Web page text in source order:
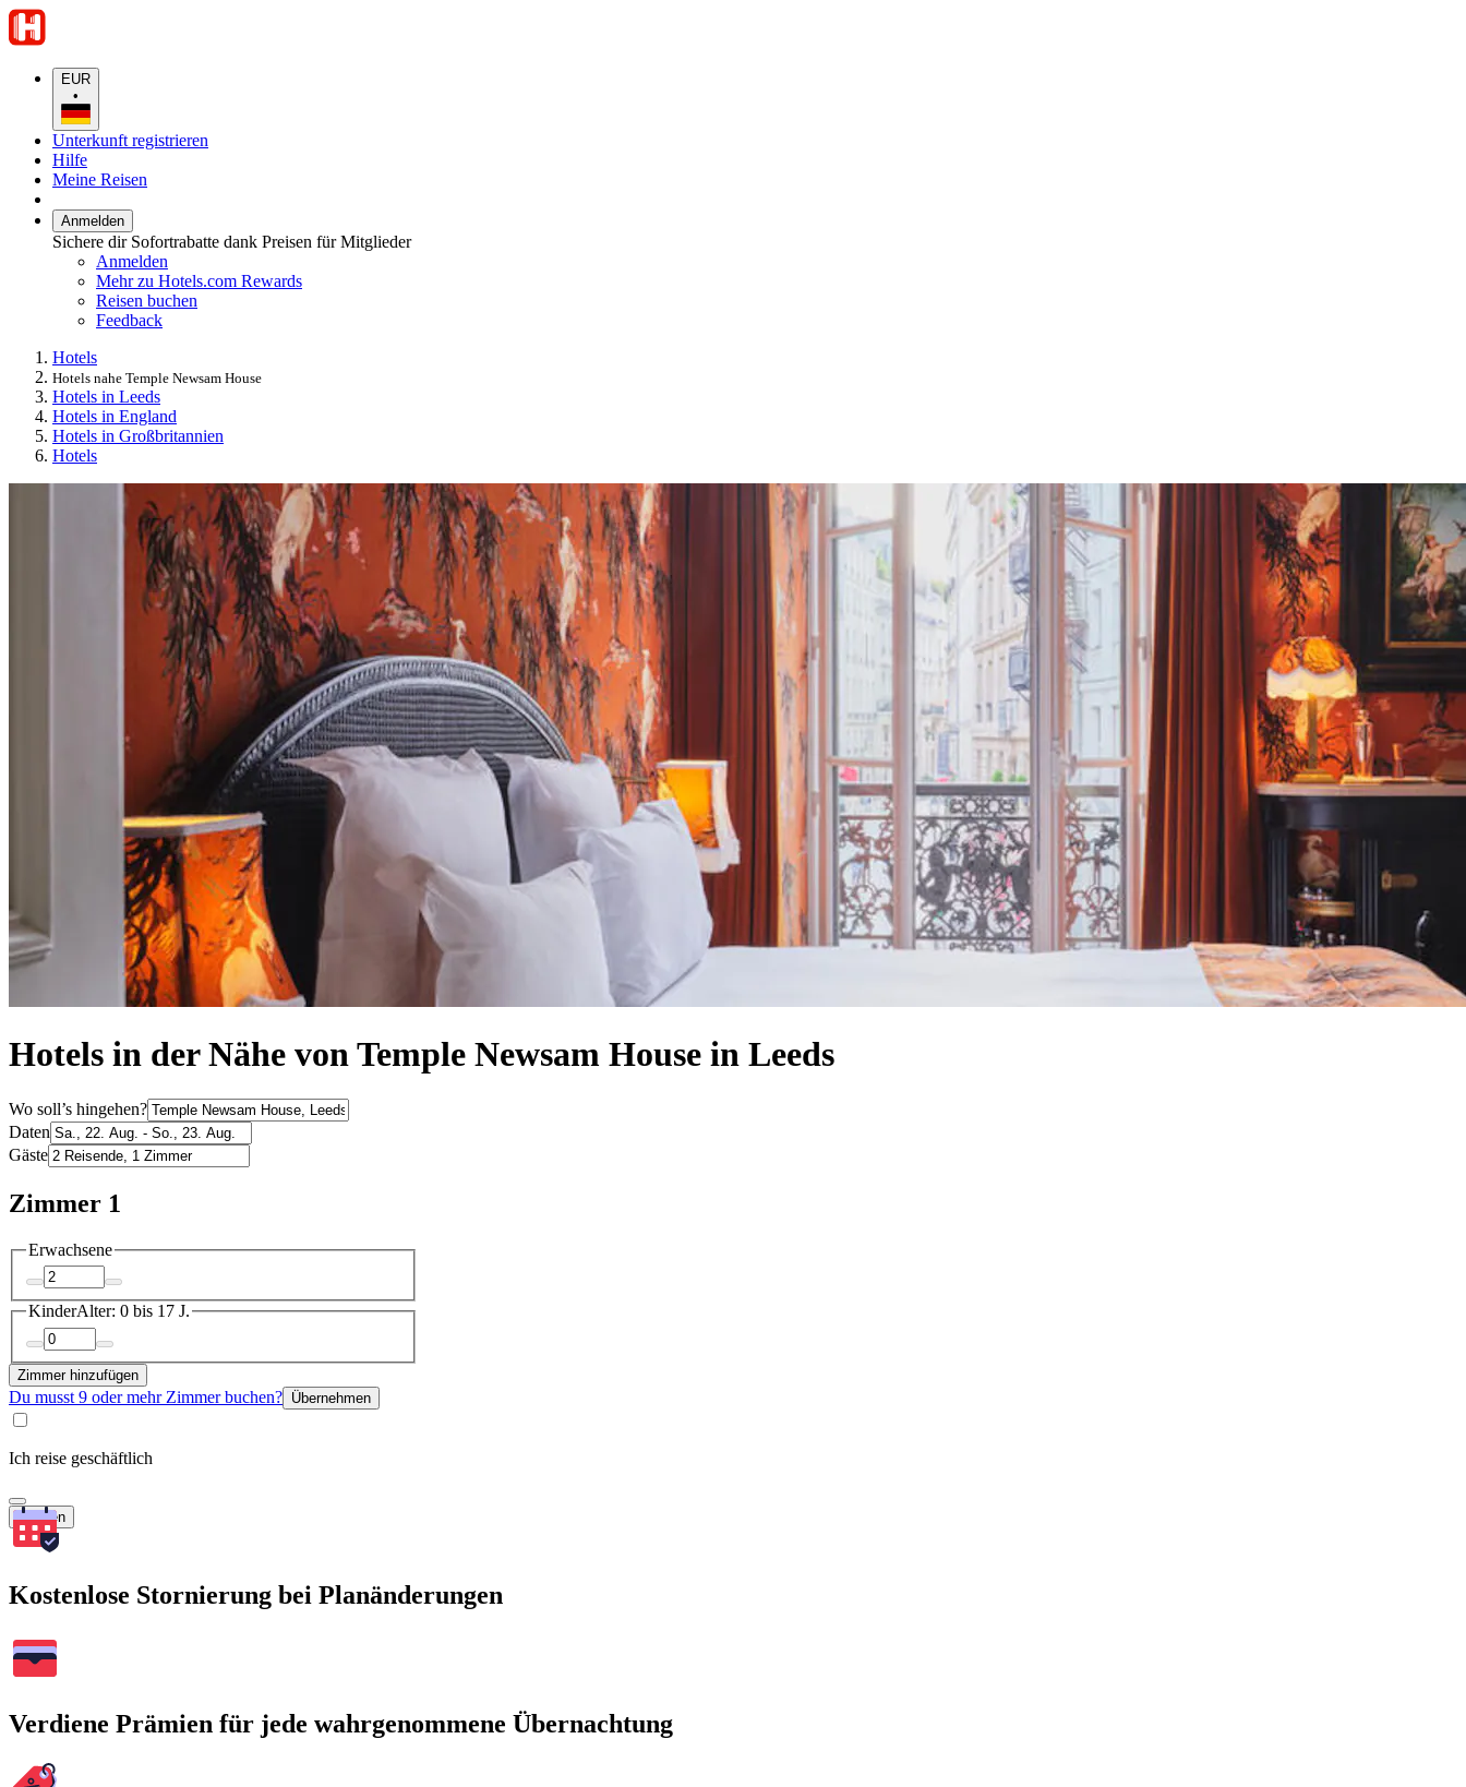
EUR
•
Unterkunft registrieren
Hilfe
Meine Reisen
Anmelden
Sichere dir Sofortrabatte dank Preisen für Mitglieder
Anmelden
Mehr zu Hotels.com Rewards
Reisen buchen
Feedback
Hotels
Hotels nahe Temple Newsam House
Hotels in Leeds
Hotels in England
Hotels in Großbritannien
Hotels
Hotels in der Nähe von Temple Newsam House in Leeds
Wo soll’s hingehen?
Daten
Gäste
Zimmer 1
Erwachsene
KinderAlter: 0 bis 17 J.
Zimmer hinzufügen
Du musst 9 oder mehr Zimmer buchen? Übernehmen
Ich reise geschäftlich
Suchen
Kostenlose Stornierung bei Planänderungen
Verdiene Prämien für jede wahrgenommene Übernachtung